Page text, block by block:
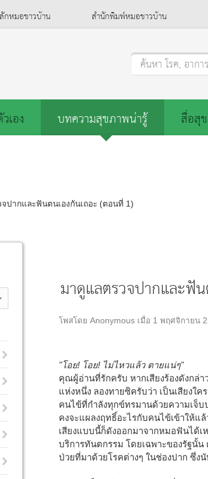
กหมอชาวบ้าน สำนักพิมพ์หมอชาวบ้าน
ค้นหา โรค, อากา
เอง บทความสุขภาพน่ารู้ สื่อสุ
ปากและฟันตนเองกันเถอะ (ตอนที่ 1)
มาดูแลตรวจปากและฟั
โพสโดย Anonymous เมื่อ 1 พฤศจิกายน
"โอย! โอย! ไม่ไหวแล้ว ตายแน่ๆ"
คุณผู้อ่านที่รักครับ หากเสียงร้องดังกล่
แห่งหนึ่ง ลองทายซิครับว่า เป็นเสียงใ
คนไข้ที่กำลังทุกข์ทรมานด้วยความเจ็
คงจะแผลงฤทธิ์อะไรกับคนไข้เข้าให้แ
เสียงแบบนี้ก็ดังออกมาจากหมอฟันได้
บริการทันตกรรม โดยเฉพาะของรัฐนั้น
ป่วยที่มาด้วยโรคต่างๆ ในช่องปาก ซึ่